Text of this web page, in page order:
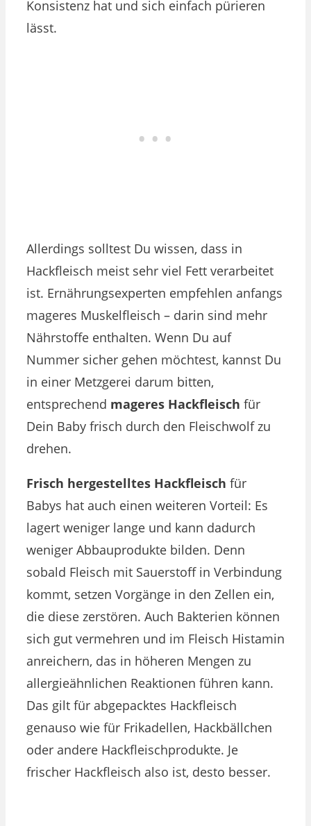
Konsistenz hat und sich einfach pürieren
lässt.
Allerdings solltest Du wissen, dass in
Hackfleisch meist sehr viel Fett verarbeitet
ist. Ernährungsexperten empfehlen anfangs
mageres Muskelfleisch – darin sind mehr
Nährstoffe enthalten. Wenn Du auf
Nummer sicher gehen möchtest, kannst Du
in einer Metzgerei darum bitten,
entsprechend mageres Hackfleisch für
Dein Baby frisch durch den Fleischwolf zu
drehen.
Frisch hergestelltes Hackfleisch für
Babys hat auch einen weiteren Vorteil: Es
lagert weniger lange und kann dadurch
weniger Abbauprodukte bilden. Denn
sobald Fleisch mit Sauerstoff in Verbindung
kommt, setzen Vorgänge in den Zellen ein,
die diese zerstören. Auch Bakterien können
sich gut vermehren und im Fleisch Histamin
anreichern, das in höheren Mengen zu
allergieähnlichen Reaktionen führen kann.
Das gilt für abgepacktes Hackfleisch
genauso wie für Frikadellen, Hackbällchen
oder andere Hackfleischprodukte. Je
frischer Hackfleisch also ist, desto besser.